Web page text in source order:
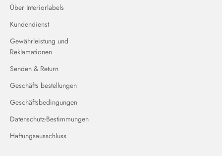
Über Interiorlabels
Kundendienst
Gewährleistung und
Reklamationen
Senden & Return
Geschäfts bestellungen
Geschäftsbedingungen
Datenschutz-Bestimmungen
Haftungsausschluss